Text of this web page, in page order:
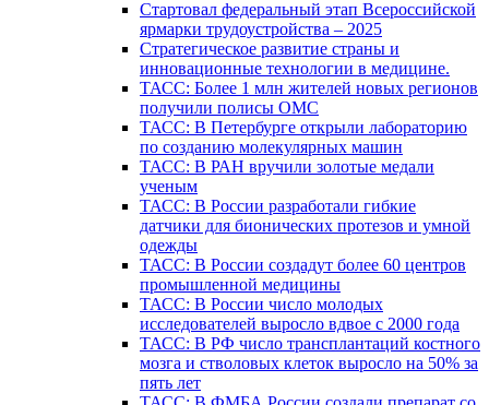
Стартовал федеральный этап Всероссийской
ярмарки трудоустройства – 2025
Стратегическое развитие страны и
инновационные технологии в медицине.
ТАСС: Более 1 млн жителей новых регионов
получили полисы ОМС
ТАСС: В Петербурге открыли лабораторию
по созданию молекулярных машин
ТАСС: В РАН вручили золотые медали
ученым
ТАСС: В России разработали гибкие
датчики для бионических протезов и умной
одежды
ТАСС: В России создадут более 60 центров
промышленной медицины
ТАСС: В России число молодых
исследователей выросло вдвое с 2000 года
ТАСС: В РФ число трансплантаций костного
мозга и стволовых клеток выросло на 50% за
пять лет